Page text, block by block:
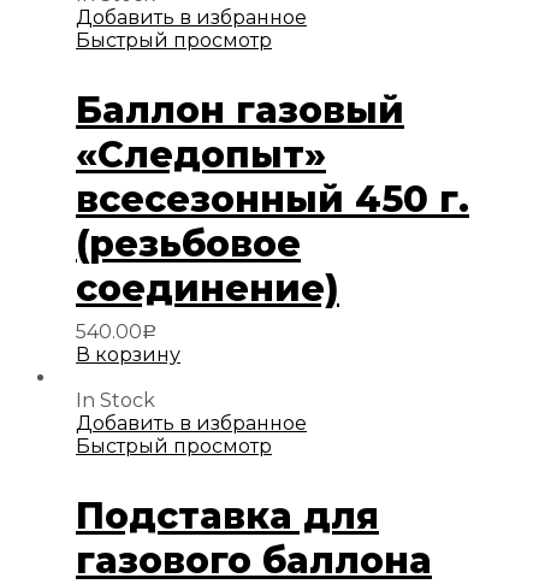
Добавить в избранное
Быстрый просмотр
Баллон газовый
«Следопыт»
всесезонный 450 г.
(резьбовое
соединение)
540.00Р
В корзину
In Stock
Добавить в избранное
Быстрый просмотр
Подставка для
газового баллона